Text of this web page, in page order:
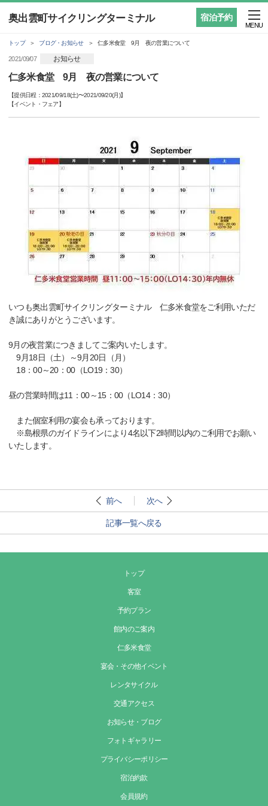
宿泊予約
奥出雲町サイクリングターミナル
MENU
トップ ブログ・お知らせ 仁多米食堂 9月 夜の営業について
2021/09/07 お知らせ
仁多米食堂 9月 夜の営業について
【提供日程： 2021/09/18(土)〜2021/09/20(月)】
【イベント・フェア】
いつも奥出雲町サイクリングターミナル 仁多米食堂をご利用いただ
き誠にありがとうございます。
9月の夜営業につきましてご案内いたします。
9月18日（土）～9月20日（月）
18：00～20：00（LO19：30）
昼の営業時間は11：00～15：00（LO14：30）
また個室利用の宴会も承っております。
※島根県のガイドラインにより4名以下2時間以内のご利用でお願い
いたします。
前へ 次へ
記事一覧へ戻る
トップ
客室
予約プラン
館内のご案内
仁多米食堂
宴会・その他イベント
レンタサイクル
交通アクセス
お知らせ・ブログ
フォトギャラリー
プライバシーポリシー
宿泊約款
会員規約